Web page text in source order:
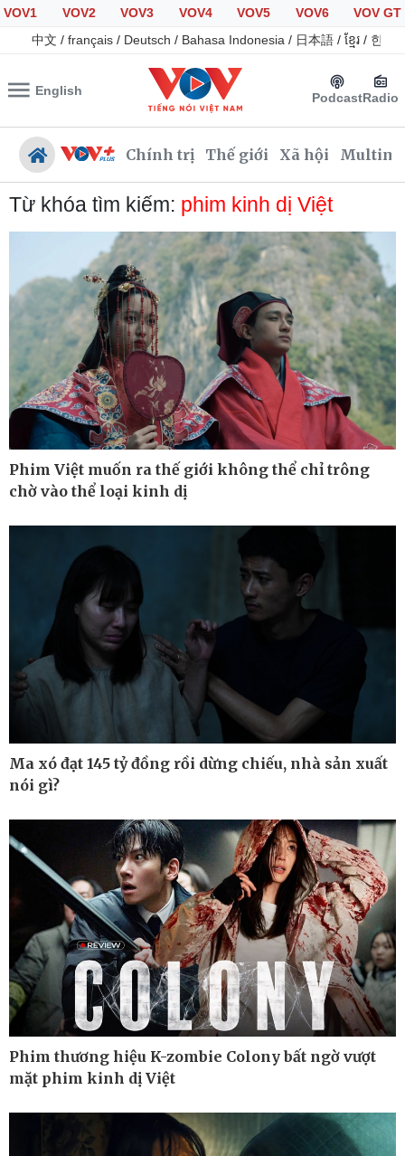
VOV1 VOV2 VOV3 VOV4 VOV5 VOV6
VOV GT
中文 / français / Deutsch / Bahasa Indonesia / 日本語 / ខ្មែរ / 한국
English PodcastRadio
Chính trị Thế giới Xã hội
Đảng
Tổ chức nhân sự
Quốc hội
Nhận diện sự thật
Xã hội
Tin 24h
Giáo dục
Dự báo thời tiết
Dấu ấn VOV
Việc làm
Biển đảo
Thế giới
Cuộc sống đó đây
Hồ sơ
Multimedia
Video
E-Magazine
Infographic
Từ khóa tìm kiếm: phim kinh dị Việt
Phim Việt muốn ra thế giới không thể chỉ trông
chờ vào thể loại kinh dị
Ma xó đạt 145 tỷ đồng rồi dừng chiếu, nhà sản xuất
nói gì?
Phim thương hiệu K-zombie Colony bất ngờ vượt
mặt phim kinh dị Việt